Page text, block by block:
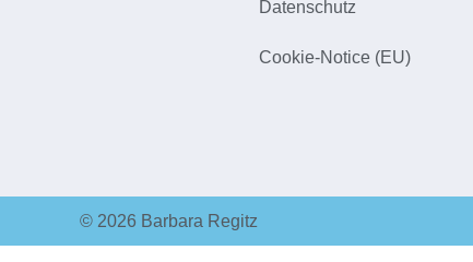
Datenschutz
Cookie-Notice (EU)
© 2026 Barbara Regitz